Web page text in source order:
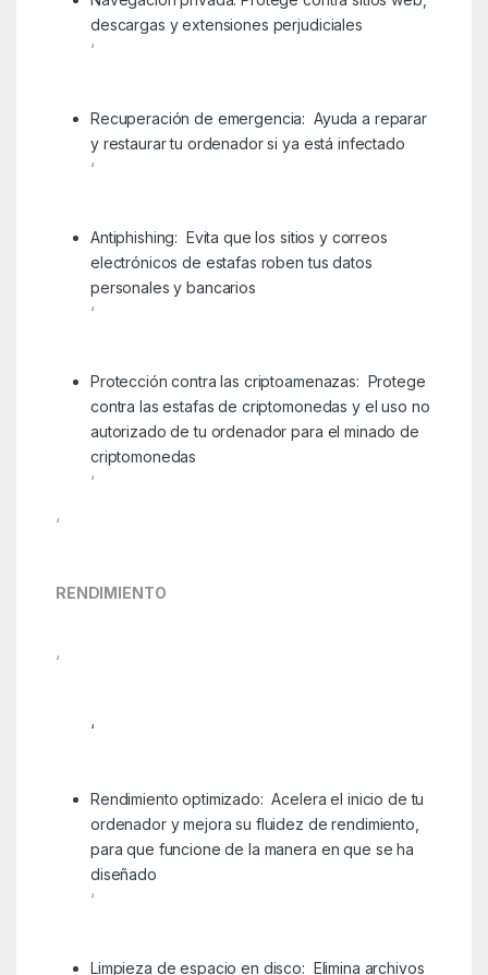
descargas y extensiones perjudiciales
‘
Recuperación de emergencia: Ayuda a reparar
y restaurar tu ordenador si ya está infectado
‘
Antiphishing: Evita que los sitios y correos
electrónicos de estafas roben tus datos
personales y bancarios
‘
Protección contra las criptoamenazas: Protege
contra las estafas de criptomonedas y el uso no
autorizado de tu ordenador para el minado de
criptomonedas
‘
‘
RENDIMIENTO
‘
‘
Rendimiento optimizado: Acelera el inicio de tu
ordenador y mejora su fluidez de rendimiento,
para que funcione de la manera en que se ha
diseñado
‘
Limpieza de espacio en disco: Elimina archivos